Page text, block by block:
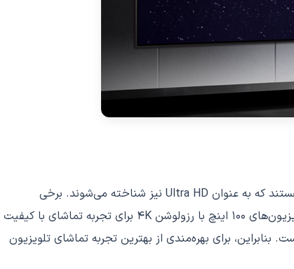
رزولوشن تلویزیون‌های 100 اینچ بستگی به مدل و سازنده آن دارد. اما بیشتر تلویزیون‌های 100 اینچ دارای رزولوشن 4K (3840x2160 پیکسل) هستند که به عنوان Ultra HD نیز شناخته می‌شوند. برخی
تلویزیون‌های جدید تر با رزولوشن 8K (7680x4320 پیکسل) نیز عرضه شده‌اند که به عنوان Super Hi-Vision نیز شناخته می‌شوند. معمولاً تلویزیون‌های 100 اینچ با رزولوشن 4K برای تجربه تماشای با کیفیت
برای بهره‌مندی از بهترین تجربه تماشای تلویزیون